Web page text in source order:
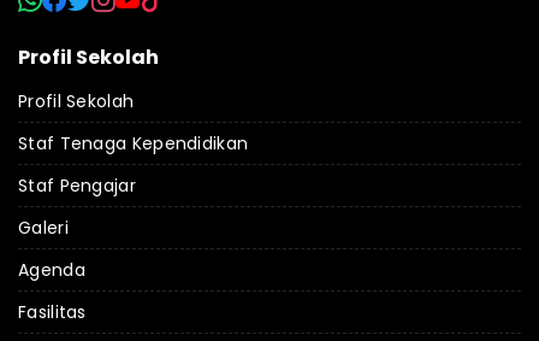
Profil Sekolah
Profil Sekolah
Staf Tenaga Kependidikan
Staf Pengajar
Galeri
Agenda
Fasilitas